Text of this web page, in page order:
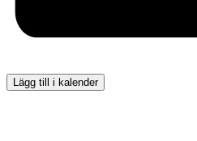
Lägg till i kalender